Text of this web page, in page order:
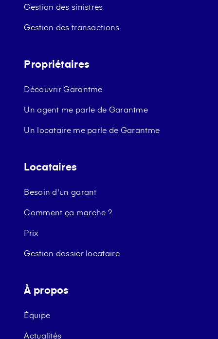
Gestion des sinistres
Gestion des transactions
Propriétaires
Découvrir Garantme
Un agent me parle de Garantme
Un locataire me parle de Garantme
Locataires
Besoin d'un garant
Comment ça marche ?
Prix
Gestion dossier locataire
À propos
Équipe
Actualités